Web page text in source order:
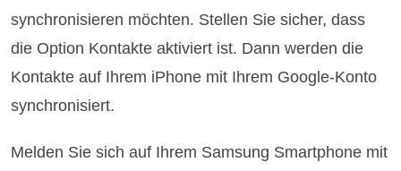
synchronisieren möchten. Stellen Sie sicher, dass
die Option Kontakte aktiviert ist. Dann werden die
Kontakte auf Ihrem iPhone mit Ihrem Google-Konto
synchronisiert.
Melden Sie sich auf Ihrem Samsung Smartphone mit